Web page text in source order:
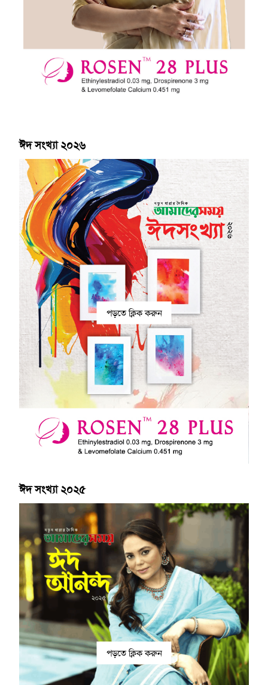
ঈদ সংখ্যা ২০২৬
পড়তে ক্লিক করুন
ঈদ সংখ্যা ২০২৫
পড়তে ক্লিক করুন